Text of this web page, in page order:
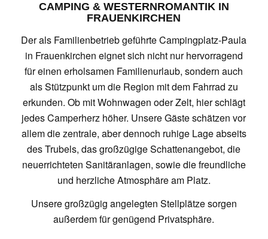
CAMPING & WESTERNROMANTIK IN
FRAUENKIRCHEN
Der als Familienbetrieb geführte Campingplatz-Paula
in Frauenkirchen eignet sich nicht nur hervorragend
für einen erholsamen Familienurlaub, sondern auch
als Stützpunkt um die Region mit dem Fahrrad zu
erkunden. Ob mit Wohnwagen oder Zelt, hier schlägt
jedes Camperherz höher. Unsere Gäste schätzen vor
allem die zentrale, aber dennoch ruhige Lage abseits
des Trubels, das großzügige Schattenangebot, die
neuerrichteten Sanitäranlagen, sowie die freundliche
und herzliche Atmosphäre am Platz.
Unsere großzügig angelegten Stellplätze sorgen
außerdem für genügend Privatsphäre.